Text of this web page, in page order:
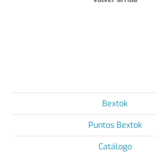
Bextok
Puntos Bextok
Catálogo